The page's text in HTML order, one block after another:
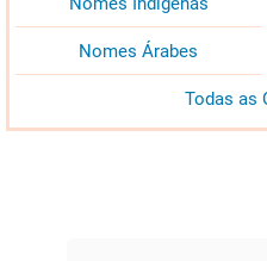
Nomes Árabes
Todas as